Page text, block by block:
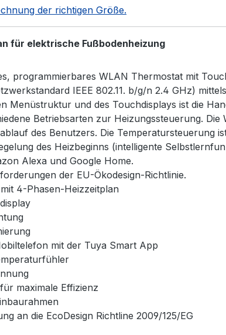
der richtigen Größe.
für elektrische Fußbodenheizung
programmierbares WLAN Thermostat mit
IEEE 802.11. b/g/n 2.4 GHz)
Menüstruktur und des Touchdisplays ist die
Betriebsarten zur Heizungssteuerung.
des Benutzers. Die
des Heizbeginns (intelligente
Alexa und Google Home.
der EU-Ökodesign-Richtlinie.
4-Phasen-Heizzeitplan
mit der Tuya Smart App
maximale Effizienz
an die EcoDesign Richtline 2009/125/EG